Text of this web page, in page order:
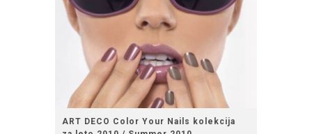
ART DECO Color Your Nails kolekcija